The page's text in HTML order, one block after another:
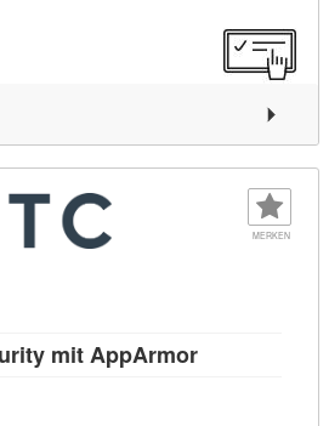
MERKEN
mit AppArmorKursdetail: